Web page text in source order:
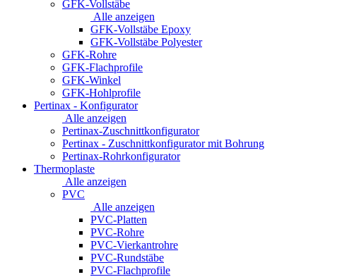
GFK-Vollstäbe
Alle anzeigen
GFK-Vollstäbe Epoxy
GFK-Vollstäbe Polyester
GFK-Rohre
GFK-Flachprofile
GFK-Winkel
GFK-Hohlprofile
Pertinax - Konfigurator
Alle anzeigen
Pertinax-Zuschnittkonfigurator
Pertinax - Zuschnittkonfigurator mit Bohrung
Pertinax-Rohrkonfigurator
Thermoplaste
Alle anzeigen
PVC
Alle anzeigen
PVC-Platten
PVC-Rohre
PVC-Vierkantrohre
PVC-Rundstäbe
PVC-Flachprofile